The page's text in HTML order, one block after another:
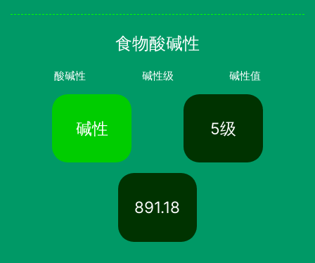
食物酸碱性
酸碱性 碱性级 碱性值
碱性 5级
891.18